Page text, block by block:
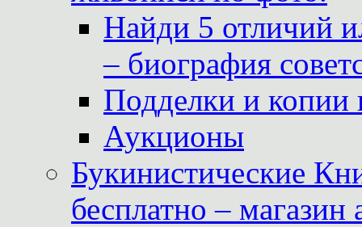
Найди 5 отличий
– биография
Подделки и копии
Аукционы
Букинистические
бесплатно –